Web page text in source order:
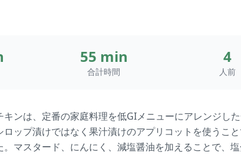
55 min
合計時間
4
人前
ンは、定番の家庭料理を低GIメニューにアレンジした
ップ漬けではなく果汁漬けのアプリコットを使うこ
マスタード、にんにく、減塩醤油を加えることで、